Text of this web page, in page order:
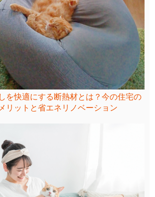
を快適にする断熱材とは？今の住宅の
リットと省エネリノベーション